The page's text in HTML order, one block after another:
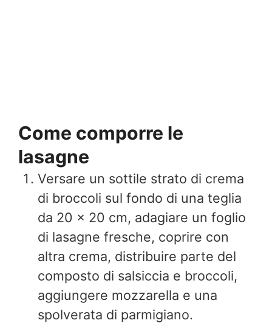
Come comporre le
lasagne
Versare un sottile strato di crema
di broccoli sul fondo di una teglia
da 20 x 20 cm, adagiare un foglio
di lasagne fresche, coprire con
altra crema, distribuire parte del
composto di salsiccia e broccoli,
aggiungere mozzarella e una
spolverata di parmigiano.